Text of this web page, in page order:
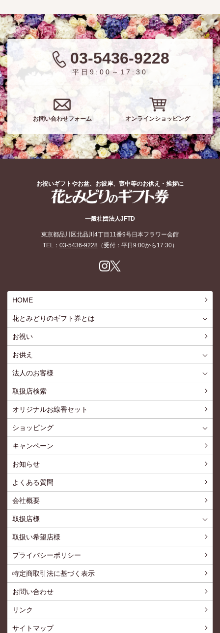
03-5436-9228
平日9:00～17:30
お問い合わせフォーム オンラインショッピング
お祝いギフトやお盆、お彼岸、喪中等のお供え・挨拶に
一般社団法人JFTD
東京都品川区北品川4丁目11番9号日本フラワー会館
TEL： 03-5436-9228 （受付：平日9:00から17:30）
HOME
花とみどりのギフト券とは
お祝い
お供え
法人のお客様
取扱店検索
オリジナルお線香セット
ショッピング
キャンペーン
お知らせ
よくある質問
会社概要
取扱店様
取扱い希望店様
プライバシーポリシー
特定商取引法に基づく表示
お問い合わせ
リンク
サイトマップ